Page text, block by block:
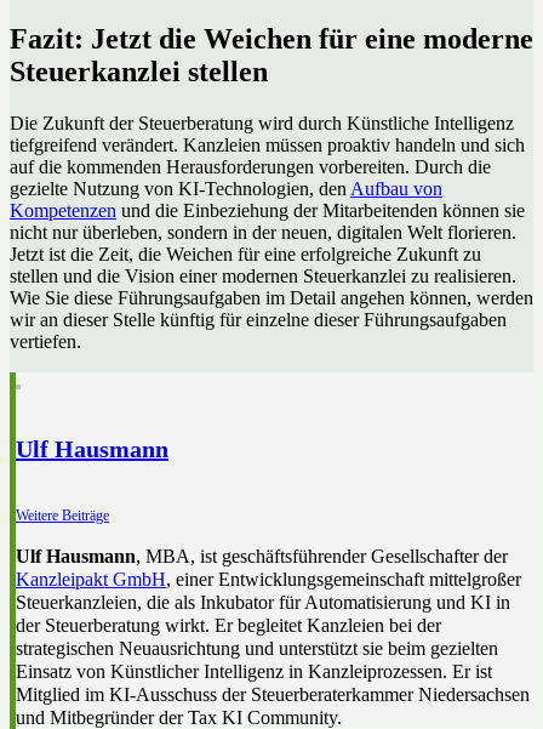
Fazit: Jetzt die Weichen für eine moderne
Steuerkanzlei stellen
Die Zukunft der Steuerberatung wird durch Künstliche Intelligenz
tiefgreifend verändert. Kanzleien müssen proaktiv handeln und sich
auf die kommenden Herausforderungen vorbereiten. Durch die
gezielte Nutzung von KI-Technologien, den Aufbau von
Kompetenzen und die Einbeziehung der Mitarbeitenden können sie
nicht nur überleben, sondern in der neuen, digitalen Welt florieren.
Jetzt ist die Zeit, die Weichen für eine erfolgreiche Zukunft zu
stellen und die Vision einer modernen Steuerkanzlei zu realisieren.
Wie Sie diese Führungsaufgaben im Detail angehen können, werden
wir an dieser Stelle künftig für einzelne dieser Führungsaufgaben
vertiefen.
Ulf Hausmann
Weitere Beiträge
Ulf Hausmann, MBA, ist geschäftsführender Gesellschafter der
Kanzleipakt GmbH, einer Entwicklungsgemeinschaft mittelgroßer
Steuerkanzleien, die als Inkubator für Automatisierung und KI in
der Steuerberatung wirkt. Er begleitet Kanzleien bei der
strategischen Neuausrichtung und unterstützt sie beim gezielten
Einsatz von Künstlicher Intelligenz in Kanzleiprozessen. Er ist
Mitglied im KI-Ausschuss der Steuerberaterkammer Niedersachsen
und Mitbegründer der Tax KI Community.